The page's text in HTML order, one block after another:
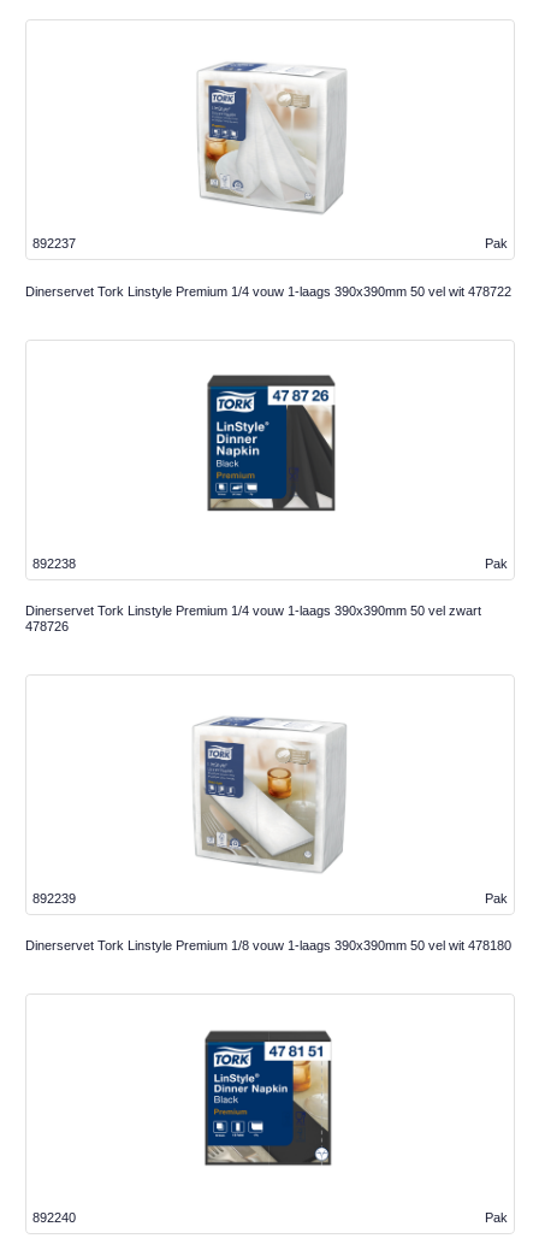
Pak
892237
Dinerservet Tork Linstyle Premium 1/4 vouw 1-laags 390x390mm 50 vel wit 478722
Pak
892238
Dinerservet Tork Linstyle Premium 1/4 vouw 1-laags 390x390mm 50 vel zwart
478726
Pak
892239
Dinerservet Tork Linstyle Premium 1/8 vouw 1-laags 390x390mm 50 vel wit 478180
Pak
892240